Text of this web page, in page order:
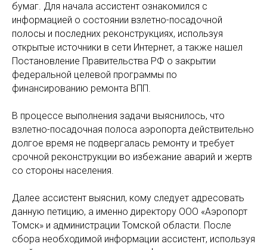
бумаг. Для начала ассистент ознакомился с
информацией о состоянии взлетно-посадочной
полосы и последних реконструкциях, используя
открытые источники в сети Интернет, а также нашел
Постановление Правительства РФ о закрытии
федеральной целевой программы по
финансированию ремонта ВПП.
В процессе выполнения задачи выяснилось, что
взлетно-посадочная полоса аэропорта действительно
долгое время не подвергалась ремонту и требует
срочной реконструкции во избежание аварий и жертв
со стороны населения.
Далее ассистент выяснил, кому следует адресовать
данную петицию, а именно директору ООО «Аэропорт
Томск» и администрации Томской области. После
сбора необходимой информации ассистент, используя